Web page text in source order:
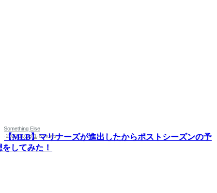
Something Else
·2022.10.03· 1 ·8 views
【MLB】マリナーズが進出したからポストシーズンの予
をしてみた！